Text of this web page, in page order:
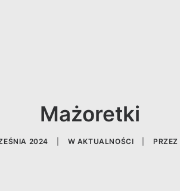
Mażoretki
2024 W AKTUALNOŚCI PRZEZ